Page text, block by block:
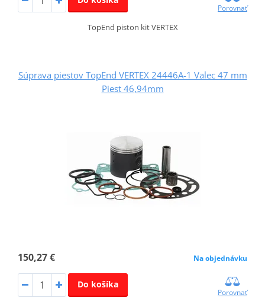
Porovnať
TopEnd piston kit VERTEX
Súprava piestov TopEnd VERTEX 24446A-1 Valec 47 mm
Piest 46,94mm
150,27 € Na objednávku
Do košíka
Porovnať